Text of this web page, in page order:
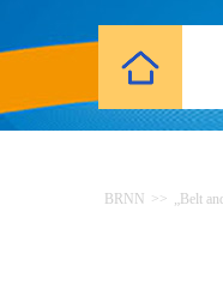
BRNN >> „Belt